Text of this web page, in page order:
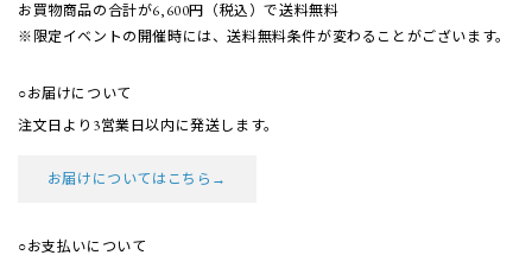
お買物商品の合計が6,600円（税込）で送料無料
※限定イベントの開催時には、送料無料条件が変わることがございます。
○お届けについて
注文日より3営業日以内に発送します。
お届けについてはこちら→
○お支払いについて